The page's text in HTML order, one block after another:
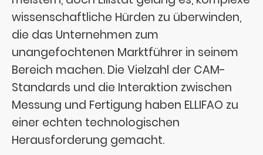
wissenschaftliche Hürden zu überwinden,
die das Unternehmen zum
unangefochtenen Marktführer in seinem
Bereich machen. Die Vielzahl der CAM-
Standards und die Interaktion zwischen
Messung und Fertigung haben ELLIFAO zu
einer echten technologischen
Herausforderung gemacht.